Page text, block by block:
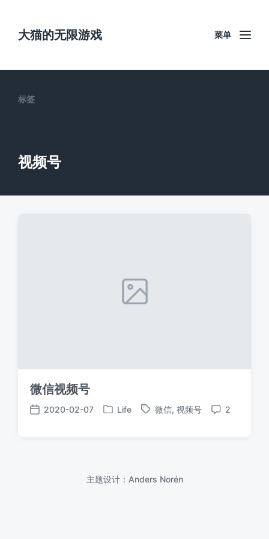
大猫的无限游戏 菜单
标签
视频号
微信视频号
发
2020-02-07
发
Life
标
微信, 视频号
评
2
主题设计： Anders Norén